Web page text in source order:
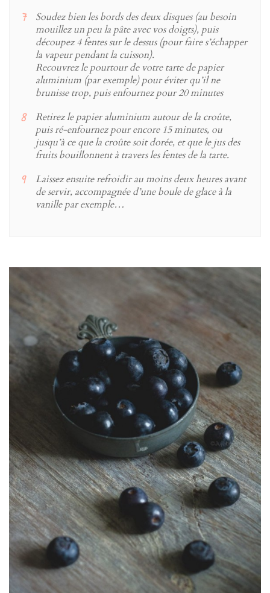
Soudez bien les bords des deux disques (au besoin
mouillez un peu la pâte avec vos doigts), puis
découpez 4 fentes sur le dessus (pour faire s’échapper
la vapeur pendant la cuisson).
Recouvrez le pourtour de votre tarte de papier
aluminium (par exemple) pour éviter qu’il ne
brunisse trop, puis enfournez pour 20 minutes
Retirez le papier aluminium autour de la croûte,
puis ré-enfournez pour encore 15 minutes, ou
jusqu’à ce que la croûte soit dorée, et que le jus des
fruits bouillonnent à travers les fentes de la tarte.
Laissez ensuite refroidir au moins deux heures avant
de servir, accompagnée d’une boule de glace à la
vanille par exemple…